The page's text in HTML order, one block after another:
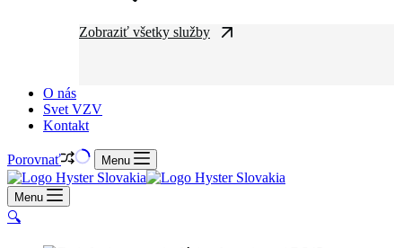
Zobraziť všetky služby
O nás
Svet VZV
Kontakt
Porovnať Menu
Menu
🔍